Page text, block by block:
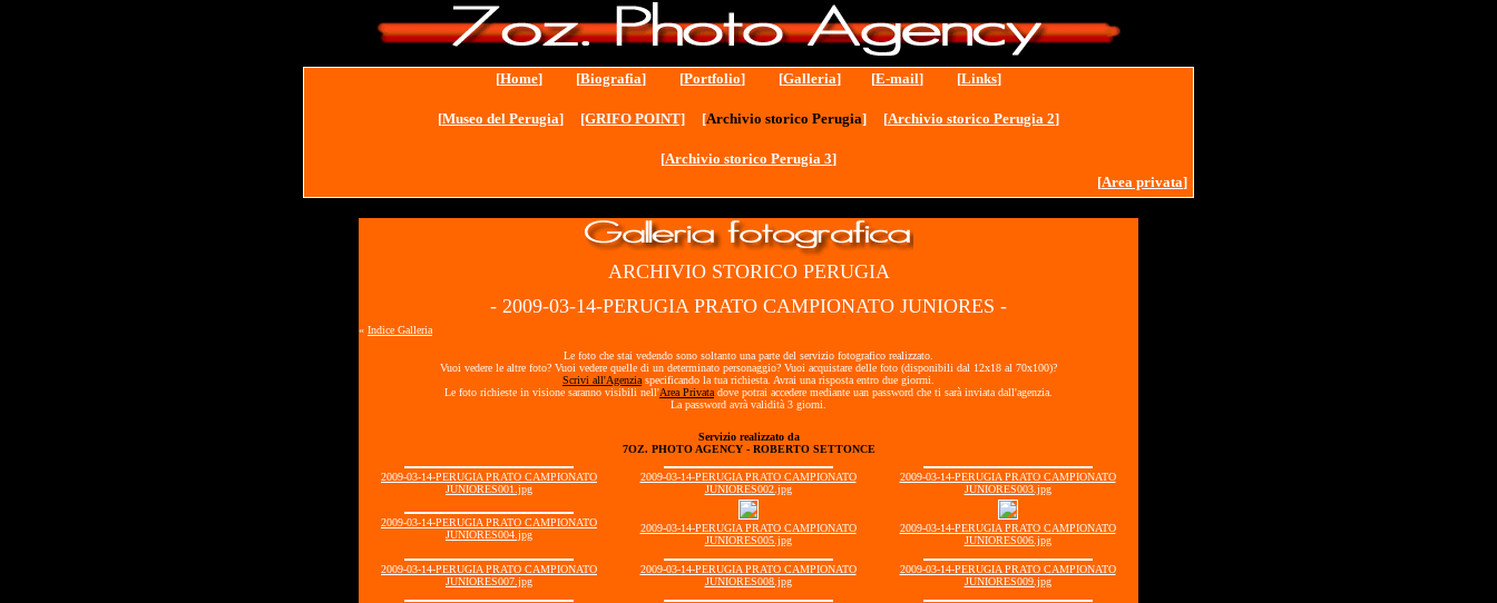
[Home] [Biografia] [Portfolio] [Galleria] [E-mail] [Links]
[Museo del Perugia] [GRIFO POINT] [Archivio storico Perugia] [Archivio storico Perugia 2]
[Archivio storico Perugia 3]
[Area privata]
ARCHIVIO STORICO PERUGIA
- 2009-03-14-PERUGIA PRATO CAMPIONATO JUNIORES -
« Indice Galleria
Le foto che stai vedendo sono soltanto una parte del servizio fotografico realizzato.
Vuoi vedere le altre foto? Vuoi vedere quelle di un determinato personaggio? Vuoi acquistare delle foto (disponibili dal 12x18 al 70x100)?
Scrivi all'Agenzia specificando la tua richiesta. Avrai una risposta entro due giorrni.
Le foto richieste in visione saranno visibili nell'Area Privata dove potrai accedere mediante uan password che ti sarà inviata dall'agenzia.
La password avrà validità 3 giorni.
Servizio realizzato da
7OZ. PHOTO AGENCY - ROBERTO SETTONCE
2009-03-14-PERUGIA PRATO CAMPIONATO
JUNIORES001.jpg
2009-03-14-PERUGIA PRATO CAMPIONATO
JUNIORES002.jpg
2009-03-14-PERUGIA PRATO CAMPIONATO
JUNIORES003.jpg
2009-03-14-PERUGIA PRATO CAMPIONATO
JUNIORES004.jpg
2009-03-14-PERUGIA PRATO CAMPIONATO
JUNIORES005.jpg
2009-03-14-PERUGIA PRATO CAMPIONATO
JUNIORES006.jpg
2009-03-14-PERUGIA PRATO CAMPIONATO
JUNIORES007.jpg
2009-03-14-PERUGIA PRATO CAMPIONATO
JUNIORES008.jpg
2009-03-14-PERUGIA PRATO CAMPIONATO
JUNIORES009.jpg